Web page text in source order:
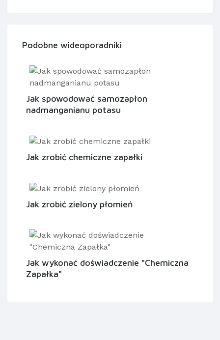
Podobne wideoporadniki
Jak spowodować samozapłon
nadmanganianu potasu
Jak zrobić chemiczne zapałki
Jak zrobić zielony płomień
Jak wykonać doświadczenie "Chemiczna
Zapałka"